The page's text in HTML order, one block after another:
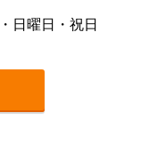
日曜日・祝日